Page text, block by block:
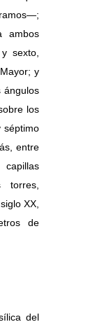
ambos
sexto,
y
ángulos
los
séptimo
entre
torres,
XX,
de
del